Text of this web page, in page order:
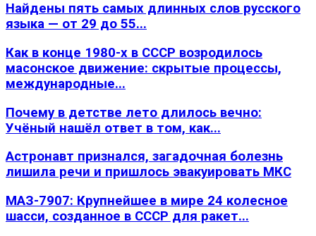
Найдены пять самых длинных слов русского
языка — от 29 до 55...
Как в конце 1980-х в СССР возродилось
масонское движение: скрытые процессы,
международные...
Почему в детстве лето длилось вечно:
Учёный нашёл ответ в том, как...
Астронавт признался, загадочная болезнь
лишила речи и пришлось эвакуировать МКС
МАЗ-7907: Крупнейшее в мире 24 колесное
шасси, созданное в СССР для ракет...